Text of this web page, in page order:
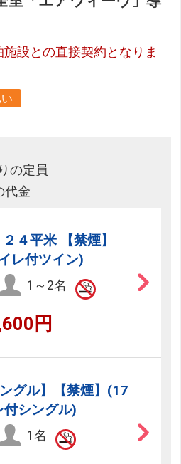
施設との直接契約となりま
の定員
代金
４平米 【禁煙】
レ付ツイン)
1～2名
円
グル】【禁煙】(17
シングル)
1名